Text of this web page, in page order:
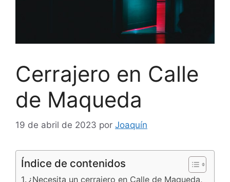
Cerrajero en Calle
de Maqueda
19 de abril de 2023 por Joaquín
Índice de contenidos
¿Necesita un cerrajero en Calle de Maqueda,